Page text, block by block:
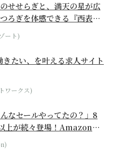
せせらぎと、満天の星が広
ろぎを体感できる『西表島
ート)
きたい、を叶える求人サイト
ワークス)
んなセールやってたの？」8
上が続々登場！Amazonの